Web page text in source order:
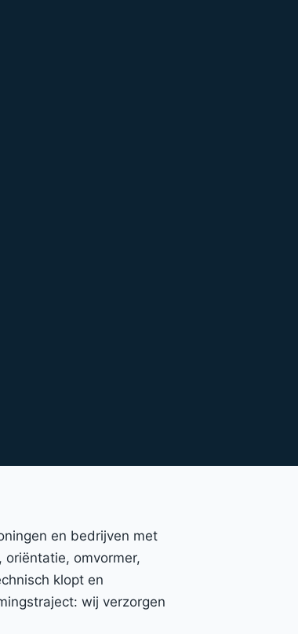
en bedrijven met
omvormer,
klopt en
wij verzorgen